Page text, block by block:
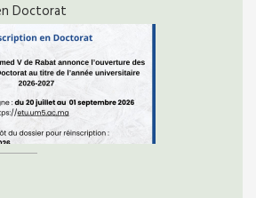
Doctorat